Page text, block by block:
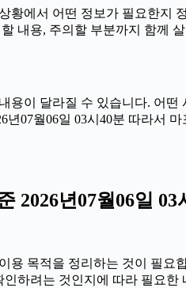
황에서 어떤 정보가 필요한지
내용, 주의할 부분까지 함께
용이 달라질 수 있습니다. 어
년07월06일 03시40분 따라서
2026년07월06일 03
용 목적을 정리하는 것이 필요
하려는 것인지에 따라 필요